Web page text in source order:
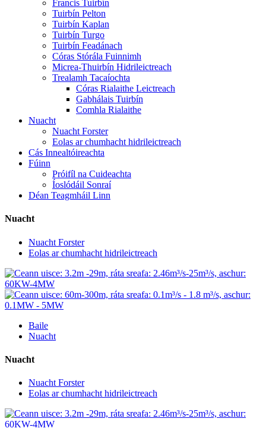
Francis Tuirbín
Tuirbín Pelton
Tuirbín Kaplan
Tuirbín Turgo
Tuirbín Feadánach
Córas Stórála Fuinnimh
Micrea-Thuirbín Hidrileictreach
Trealamh Tacaíochta
Córas Rialaithe Leictreach
Gabhálais Tuirbín
Comhla Rialaithe
Nuacht
Nuacht Forster
Eolas ar chumhacht hidrileictreach
Cás Innealtóireachta
Fúinn
Próifíl na Cuideachta
Íoslódáil Sonraí
Déan Teagmháil Linn
Nuacht
Nuacht Forster
Eolas ar chumhacht hidrileictreach
Baile
Nuacht
Nuacht
Nuacht Forster
Eolas ar chumhacht hidrileictreach